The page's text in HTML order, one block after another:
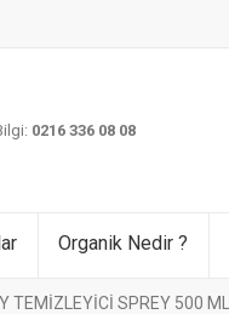
0216 336 08 08
Organik Nedir ?
TEMİZLEYİCİ SPREY 500 ML